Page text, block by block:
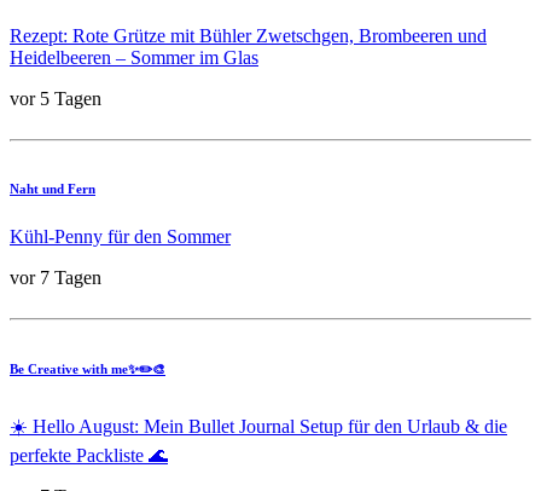
Rezept: Rote Grütze mit Bühler Zwetschgen, Brombeeren und
Heidelbeeren – Sommer im Glas
vor 5 Tagen
Naht und Fern
Kühl-Penny für den Sommer
vor 7 Tagen
Be Creative with me✨✏️🎨
☀️ Hello August: Mein Bullet Journal Setup für den Urlaub & die
perfekte Packliste 🌊